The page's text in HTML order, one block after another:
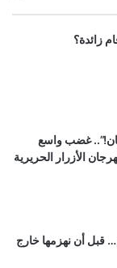
زائدة؟
غضب واسع
الأزرار الحريرية
قبل أن نهزمها خارج